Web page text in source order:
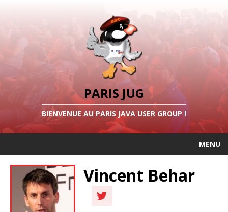
PARIS JUG
BIENVENUE AU PARIS JAVA USER GROUP !
MENU
Vincent Behar